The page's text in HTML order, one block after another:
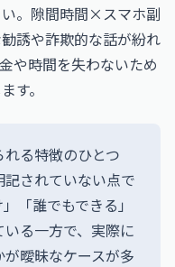
。隙間時間×スマホ副
誘や詐欺的な話が紛れ
や時間を失わないため
す。
る特徴のひとつ
されていない点で
「誰でもできる」
る一方で、実際に
曖昧なケースが多